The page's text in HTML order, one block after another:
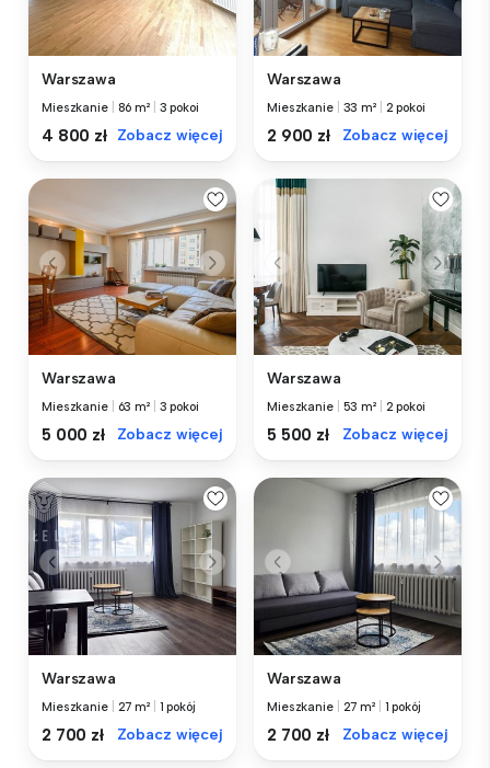
Warszawa
Mieszkanie 86 m² 3 pokoi
4 800 zł Zobacz więcej
Warszawa
Mieszkanie 33 m² 2 pokoi
2 900 zł Zobacz więcej
Warszawa
Mieszkanie 63 m² 3 pokoi
5 000 zł Zobacz więcej
Warszawa
Mieszkanie 53 m² 2 pokoi
5 500 zł Zobacz więcej
Warszawa
Mieszkanie 27 m² 1 pokój
2 700 zł Zobacz więcej
Warszawa
Mieszkanie 27 m² 1 pokój
2 700 zł Zobacz więcej